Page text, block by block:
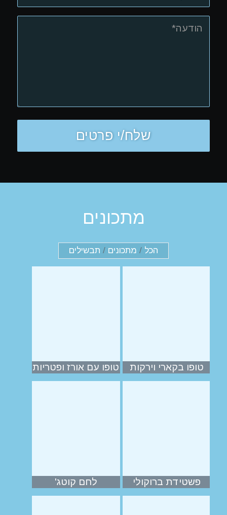
מתכונים
הכל / מתכונים / תבשילים
טופו בקארי וירקות טופו עם אורז ופטריות
פשטידת ברוקולי לחם קוטג'